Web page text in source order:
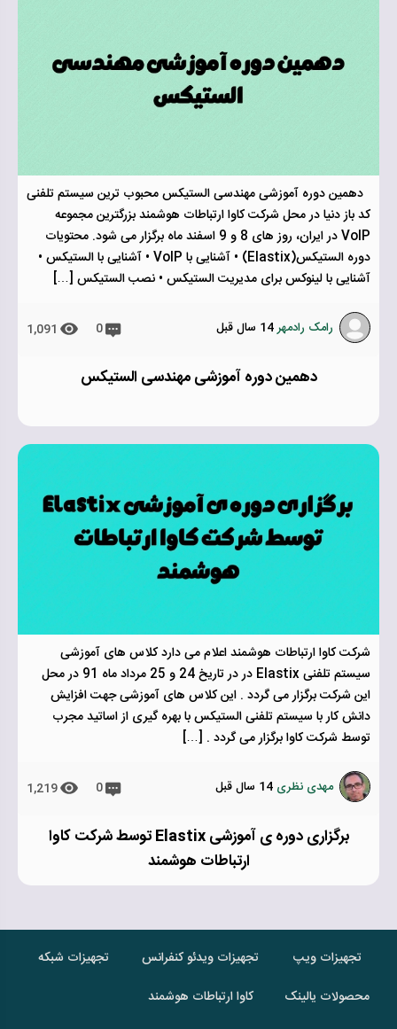
دهمین دوره آموزشی مهندسی الستیکس
دهمین دوره آموزشی مهندسی الستیکس محبوب ترین سیستم تلفنی
کد باز دنیا در محل شرکت کاوا ارتباطات هوشمند بزرگترین مجموعه
VoIP در ایران، روز های 8 و 9 اسفند ماه برگزار می شود. محتویات
دوره الستیکس(Elastix) • آشنایی با VoIP • آشنایی با الستیکس •
آشنایی با لینوکس برای مدیریت الستیکس • نصب الستیکس […]
1,091 0 رامک رادمهر14 سال قبل
برگزاری دوره ی آموزشی Elastix توسط شرکت کاوا
ارتباطات هوشمند
شرکت کاوا ارتباطات هوشمند اعلام می دارد کلاس های آموزشی
سیستم تلفنی Elastix در در تاریخ 24 و 25 مرداد ماه 91 در محل
این شرکت برگزار می گردد . این کلاس های آموزشی جهت افزایش
دانش کار با سیستم تلفنی الستیکس با بهره گیری از اساتید مجرب
توسط شرکت کاوا برگزار می گردد . […]
1,219 0 مهدی نظری 14 سال قبل
تجهیزات ویپ تجهیزات ویدئو کنفرانس
تجهیزات شبکه
محصولات یالینک
کاوا ارتباطات هوشمند